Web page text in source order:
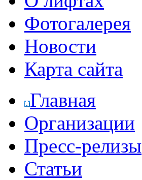
Фотогалерея
Новости
Карта сайта
Главная
Организации
Пресс-релизы
Статьи